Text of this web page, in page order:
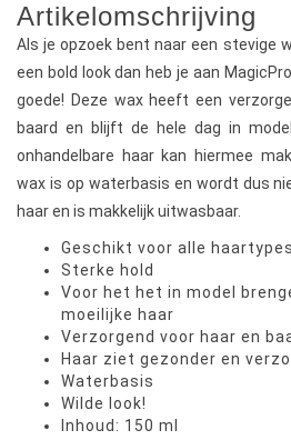
Artikelomschrijving
Als je opzoek bent naar een stevige
een bold look dan heb je aan
goede! Deze wax heeft een
baard en blijft de hele dag in
onhandelbare haar kan hiermee
wax is op waterbasis en wordt dus
haar en is makkelijk uitwasbaar.
Geschikt voor alle haartypes
Sterke hold
Voor het het in model
moeilijke haar
Verzorgend voor haar en
Haar ziet gezonder en
Waterbasis
Wilde look!
Inhoud: 150 ml